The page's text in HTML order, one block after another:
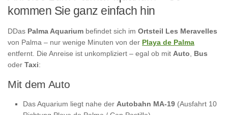
kommen Sie ganz einfach hin
DDas Palma Aquarium befindet sich im Ortsteil Les Meravelles
von Palma – nur wenige Minuten von der Playa de Palma
entfernt. Die Anreise ist unkompliziert – egal ob mit Auto, Bus
oder Taxi:
Mit dem Auto
Das Aquarium liegt nahe der Autobahn MA-19 (Ausfahrt 10